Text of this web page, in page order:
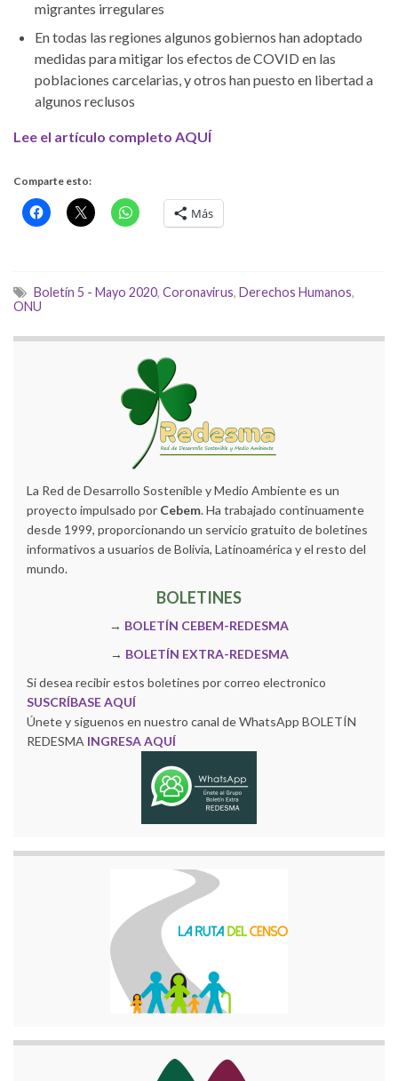
migrantes irregulares
En todas las regiones algunos gobiernos han adoptado
medidas para mitigar los efectos de COVID en las
poblaciones carcelarias, y otros han puesto en libertad a
algunos reclusos
Lee el artículo completo AQUÍ
Comparte esto:
Más
Boletín 5 - Mayo 2020, Coronavirus, Derechos Humanos,
ONU
La Red de Desarrollo Sostenible y Medio Ambiente es un
proyecto impulsado por Cebem. Ha trabajado continuamente
desde 1999, proporcionando un servicio gratuito de boletines
informativos a usuarios de Bolivia, Latinoamérica y el resto del
mundo.
BOLETINES
→ BOLETÍN CEBEM-REDESMA
→ BOLETÍN EXTRA-REDESMA
Si desea recibir estos boletines por correo electronico
SUSCRÍBASE AQUÍ
Únete y siguenos en nuestro canal de WhatsApp BOLETÍN
REDESMA INGRESA AQUÍ